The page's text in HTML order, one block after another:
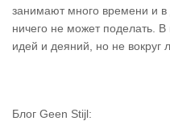
занимают много времени и в
ничего не может поделать. В
идей и деяний, но не вокруг
Блог Geen Stijl: